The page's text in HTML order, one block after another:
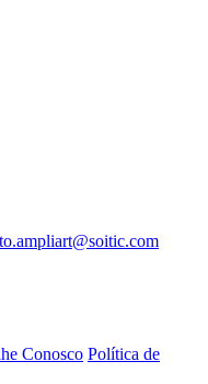
Conosco Política de